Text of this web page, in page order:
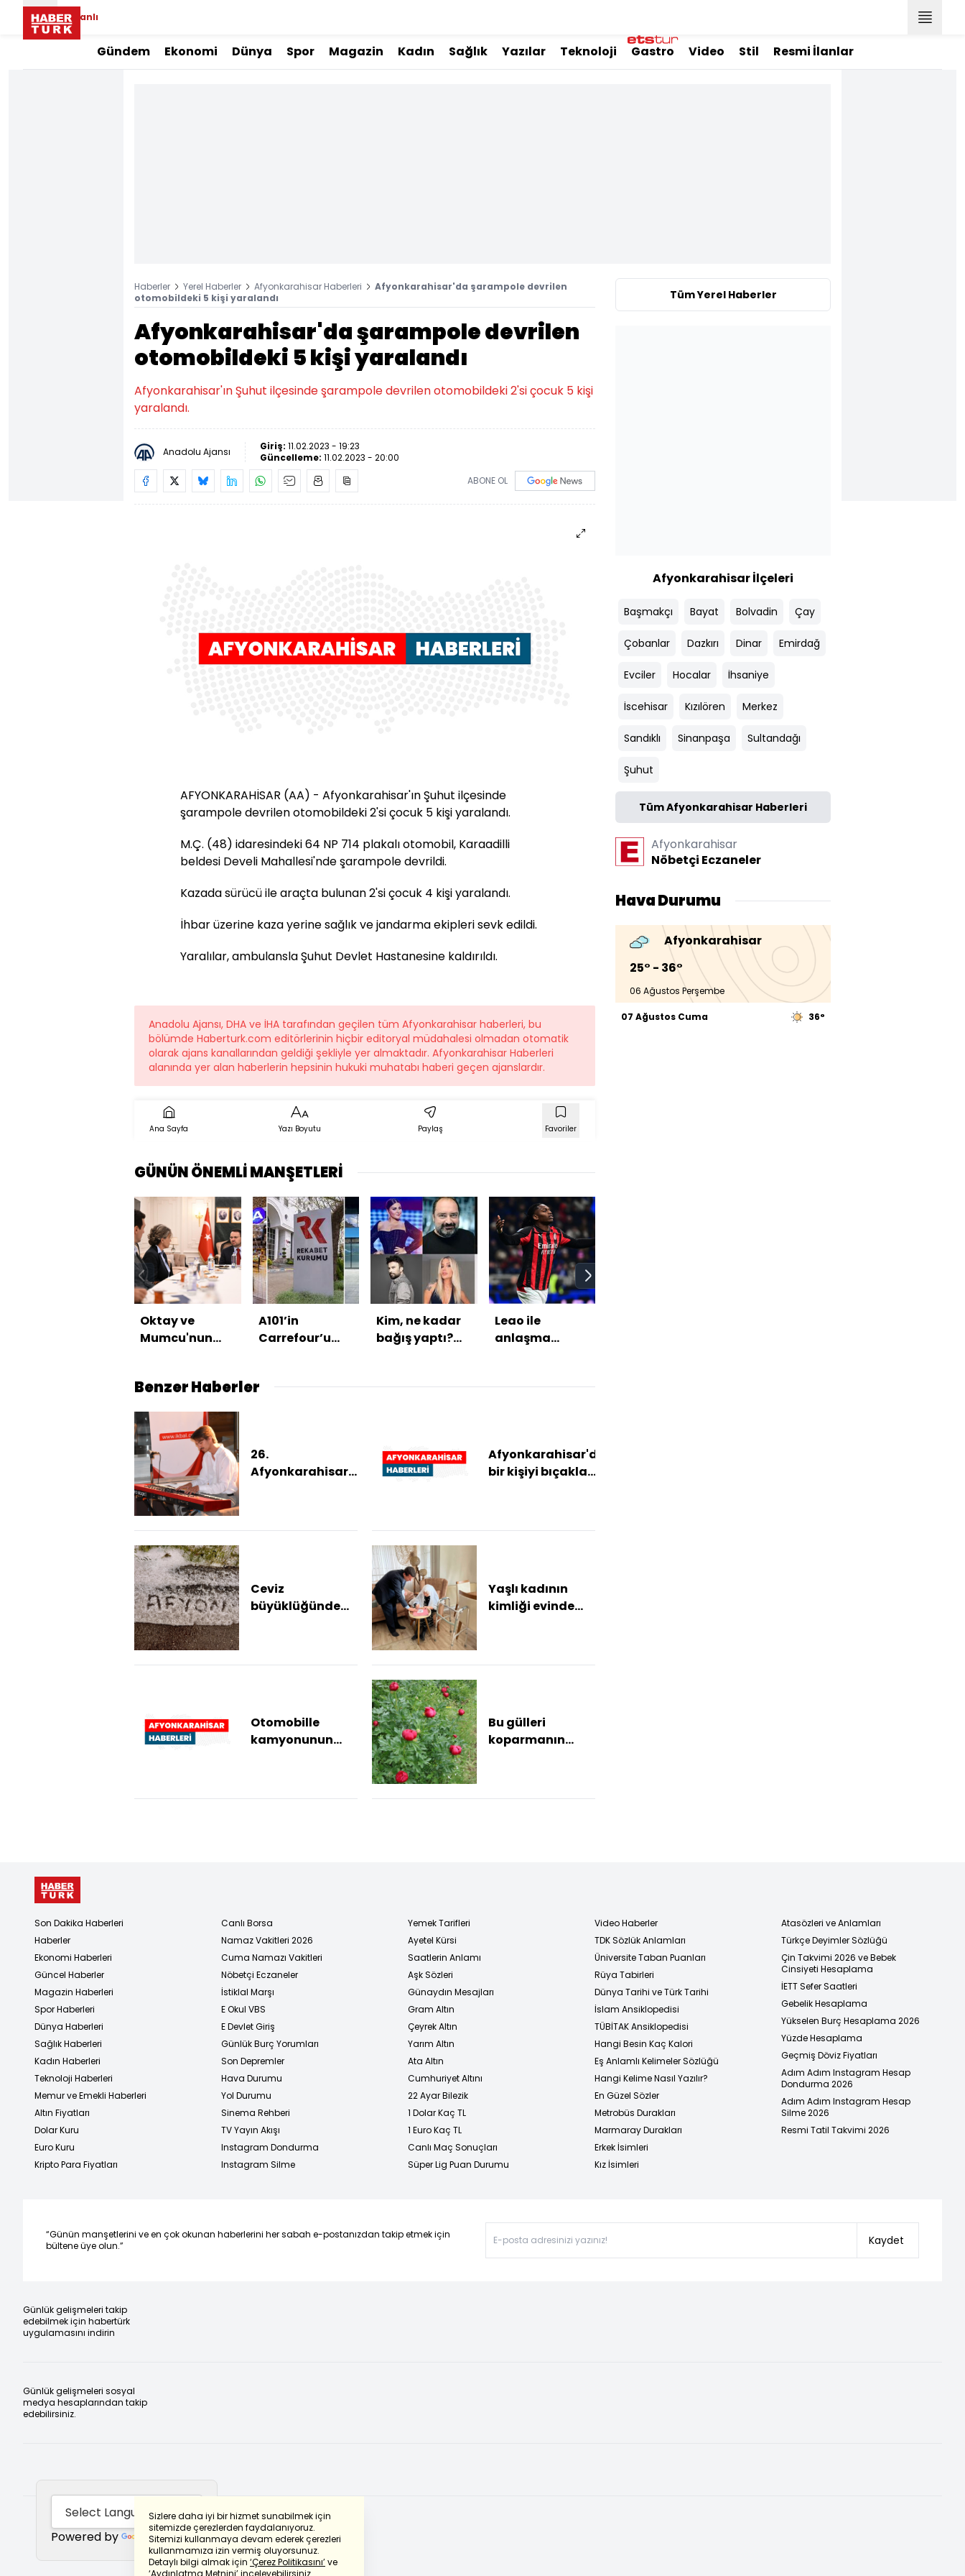
Canlı
Gündem Ekonomi Dünya Spor Magazin Kadın Sağlık Yazılar Teknoloji Gastro Video Stil Resmi İlanlar
Haberler Yerel Haberler Afyonkarahisar Haberleri
Afyonkarahisar'da şarampole devrilen
otomobildeki 5 kişi yaralandı
Afyonkarahisar'da şarampole devrilen
otomobildeki 5 kişi yaralandı
Afyonkarahisar'ın Şuhut ilçesinde şarampole devrilen otomobildeki 2'si çocuk 5 kişi
yaralandı.
Anadolu Ajansı Giriş: 11.02.2023 - 19:23
Güncelleme: 11.02.2023 - 20:00
ABONE OL
AFYONKARAHİSAR (AA) - Afyonkarahisar'ın Şuhut ilçesinde
şarampole devrilen otomobildeki 2'si çocuk 5 kişi yaralandı.
M.Ç. (48) idaresindeki 64 NP 714 plakalı otomobil, Karaadilli
beldesi Develi Mahallesi'nde şarampole devrildi.
Kazada sürücü ile araçta bulunan 2'si çocuk 4 kişi yaralandı.
İhbar üzerine kaza yerine sağlık ve jandarma ekipleri sevk edildi.
Yaralılar, ambulansla Şuhut Devlet Hastanesine kaldırıldı.
Anadolu Ajansı, DHA ve İHA tarafından geçilen tüm Afyonkarahisar haberleri, bu
bölümde Haberturk.com editörlerinin hiçbir editoryal müdahalesi olmadan otomatik
olarak ajans kanallarından geldiği şekliyle yer almaktadır. Afyonkarahisar Haberleri
alanında yer alan haberlerin hepsinin hukuki muhatabı haberi geçen ajanslardır.
Ana Sayfa Yazı Boyutu Paylaş Favoriler
GÜNÜN ÖNEMLİ MANŞETLERİ
Oktay ve
Mumcu'nun
A101’in
Carrefour’u
Kim, ne kadar
bağış yaptı?
Leao ile
anlaşma
Benzer Haberler
26.
Afyonkarahisar
Afyonkarahisar'da
bir kişiyi bıçakla
Ceviz
büyüklüğünde
Yaşlı kadının
kimliği evinde
Otomobille
kamyonunun
Bu gülleri
koparmanın
Tüm Yerel Haberler
Afyonkarahisar İlçeleri
Başmakçı Bayat Bolvadin Çay
Çobanlar Dazkırı Dinar Emirdağ
Evciler Hocalar İhsaniye
İscehisar Kızılören Merkez
Sandıklı Sinanpaşa Sultandağı
Şuhut
Tüm Afyonkarahisar Haberleri
Afyonkarahisar
Nöbetçi Eczaneler
Hava Durumu
Afyonkarahisar
25° - 36°
06 Ağustos Perşembe
07 Ağustos Cuma 36°
Sizlere daha iyi bir hizmet sunabilmek için
sitemizde çerezlerden faydalanıyoruz.
Sitemizi kullanmaya devam ederek çerezleri
kullanmamıza izin vermiş oluyorsunuz.
Detaylı bilgi almak için ‘Çerez Politikasını’ve
‘Aydınlatma Metnini’inceleyebilirsiniz.
Son Dakika Haberleri
Haberler
Ekonomi Haberleri
Güncel Haberler
Magazin Haberleri
Spor Haberleri
Dünya Haberleri
Sağlık Haberleri
Kadın Haberleri
Teknoloji Haberleri
Memur ve Emekli Haberleri
Altın Fiyatları
Dolar Kuru
Euro Kuru
Kripto Para Fiyatları
Canlı Borsa
Namaz Vakitleri 2026
Cuma Namazı Vakitleri
Nöbetçi Eczaneler
İstiklal Marşı
E Okul VBS
E Devlet Giriş
Günlük Burç Yorumları
Son Depremler
Hava Durumu
Yol Durumu
Sinema Rehberi
TV Yayın Akışı
Instagram Dondurma
Instagram Silme
Yemek Tarifleri
Ayetel Kürsi
Saatlerin Anlamı
Aşk Sözleri
Günaydın Mesajları
Gram Altın
Çeyrek Altın
Yarım Altın
Ata Altın
Cumhuriyet Altını
22 Ayar Bilezik
1 Dolar Kaç TL
1 Euro Kaç TL
Canlı Maç Sonuçları
Süper Lig Puan Durumu
Video Haberler
TDK Sözlük Anlamları
Üniversite Taban Puanları
Rüya Tabirleri
Dünya Tarihi ve Türk Tarihi
İslam Ansiklopedisi
TÜBİTAK Ansiklopedisi
Hangi Besin Kaç Kalori
Eş Anlamlı Kelimeler Sözlüğü
Hangi Kelime Nasıl Yazılır?
En Güzel Sözler
Metrobüs Durakları
Marmaray Durakları
Erkek İsimleri
Kız İsimleri
Atasözleri ve Anlamları
Türkçe Deyimler Sözlüğü
Çin Takvimi 2026 ve Bebek
Cinsiyeti Hesaplama
İETT Sefer Saatleri
Gebelik Hesaplama
Yükselen Burç Hesaplama 2026
Yüzde Hesaplama
Geçmiş Döviz Fiyatları
Adım Adım Instagram Hesap
Dondurma 2026
Adım Adım Instagram Hesap
Silme 2026
Resmi Tatil Takvimi 2026
“Günün manşetlerini ve en çok okunan haberlerini her sabah e-postanızdan takip etmek için
bültene üye olun.”
Kaydet
Günlük gelişmeleri takip
edebilmek için habertürk
uygulamasını indirin
Günlük gelişmeleri sosyal
medya hesaplarından takip
edebilirsiniz.
Powered by Translate